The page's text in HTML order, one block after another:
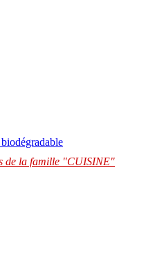
de la famille "CUISINE"